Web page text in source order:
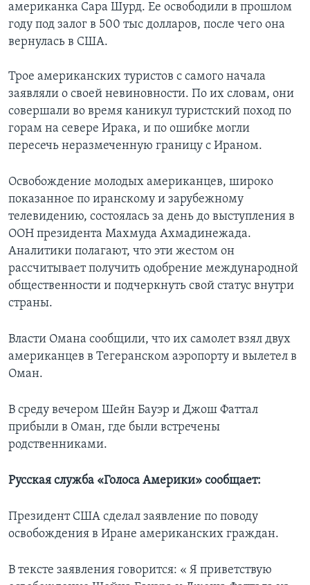
американка Сара Шурд. Ее освободили в прошлом
году под залог в 500 тыс долларов, после чего она
вернулась в США.
Трое американских туристов с самого начала
заявляли о своей невиновности. По их словам, они
совершали во время каникул туристский поход по
горам на севере Ирака, и по ошибке могли
пересечь неразмеченную границу с Ираном.
Освобождение молодых американцев, широко
показанное по иранскому и зарубежному
телевидению, состоялась за день до выступления в
ООН президента Махмуда Ахмадинежада.
Аналитики полагают, что эти жестом он
рассчитывает получить одобрение международной
общественности и подчеркнуть свой статус внутри
страны.
Власти Омана сообщили, что их самолет взял двух
американцев в Тегеранском аэропорту и вылетел в
Оман.
В среду вечером Шейн Бауэр и Джош Фаттал
прибыли в Оман, где были встречены
родственниками.
Русская служба «Голоса Америки» сообщает:
Президент США сделал заявление по поводу
освобождения в Иране американских граждан.
В тексте заявления говорится: « Я приветствую